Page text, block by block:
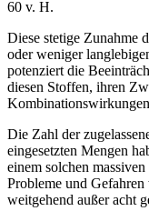
60 v. H.
Diese stetige Zunahme
oder weniger
potenziert die
diesen Stoffen, ihren
Die Zahl der
eingesetzten Mengen
einem solchen
Probleme und
weitgehend außer acht